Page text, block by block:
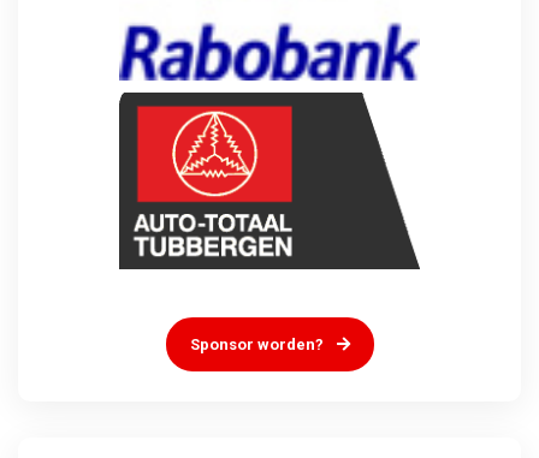
Sponsor worden?